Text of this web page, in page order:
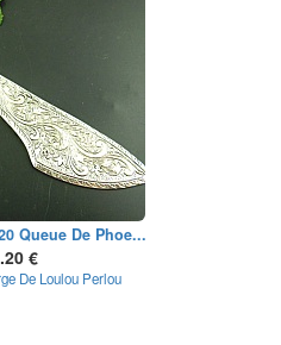
Queue De Phoe...
€
De Loulou Perlou